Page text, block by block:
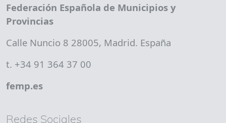
Federación Española de Municipios y
Provincias
Calle Nuncio 8 28005, Madrid. España
t. +34 91 364 37 00
femp.es
Redes Sociales